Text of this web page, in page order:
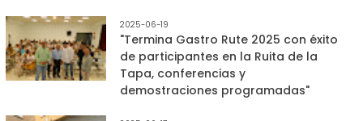
2025-06-19
"Termina Gastro Rute 2025 con éxito
de participantes en la Ruita de la
Tapa, conferencias y
demostraciones programadas"